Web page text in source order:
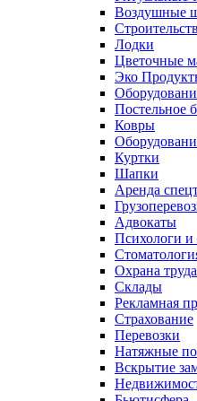
Воздушные
Лодки
Цветочные
Эко
Постельное
Ковры
Куртки
Шапки
Аренда
Адвокаты
Психологи и
Охрана труда
Склады
Рекламная
Страхование
Перевозки
Натяжные
Вскрытие